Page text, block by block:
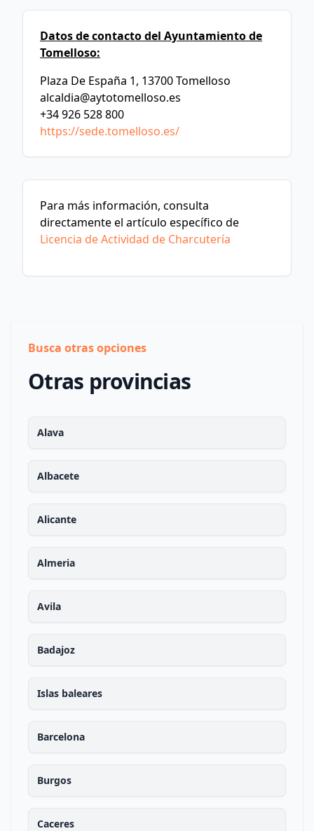
Datos de contacto del Ayuntamiento de
Tomelloso:
Plaza De España 1, 13700 Tomelloso
alcaldia@aytotomelloso.es
+34 926 528 800
https://sede.tomelloso.es/
Para más información, consulta
directamente el artículo específico de
Licencia de Actividad de Charcutería
Busca otras opciones
Otras provincias
Alava
Albacete
Alicante
Almeria
Avila
Badajoz
Islas baleares
Barcelona
Burgos
Caceres